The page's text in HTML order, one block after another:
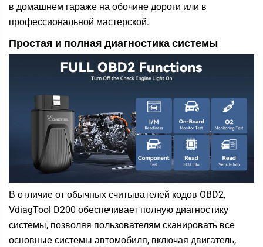
в домашнем гараже на обочине дороги или в
профессиональной мастерской.
Простая и полная диагностика системы
В отличие от обычных считывателей кодов OBD2,
VdiagTool D200 обеспечивает полную диагностику
системы, позволяя пользователям сканировать все
основные системы автомобиля, включая двигатель,